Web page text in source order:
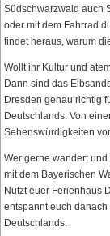
Südschwarzwald auch
oder mit dem Fahrrad
findet heraus, warum
Wollt ihr Kultur und
Dann sind das
Dresden genau richtig
Deutschlands. Von
Sehenswürdigkeiten
Wer gerne wandert
mit dem Bayerischen
Nutzt euer Ferienhaus
entspannt euch
Deutschlands.